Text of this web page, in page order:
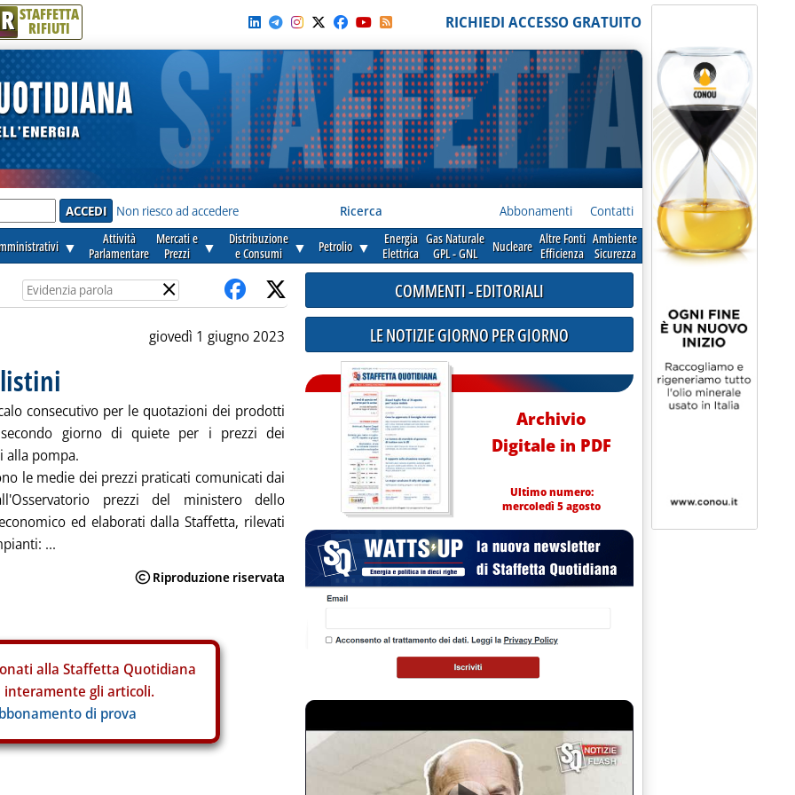
R STAFFETTA
RIFIUTI RICHIEDI ACCESSO GRATUITO
Non riesco ad accedere Ricerca Abbonamenti Contatti
▼
Attività
Parlamentare
Mercati e
Prezzi
▼
Distribuzione
e Consumi
▼ Petrolio ▼
Energia
Elettrica
Gas Naturale
GPL - GNL
Nucleare Altre Fonti
Efficienza
Ambiente
Sicurezza
×
giovedì 1 giugno 2023
consecutivo per le quotazioni dei prodotti
giorno di quiete per i prezzi dei
alla pompa.
le medie dei prezzi praticati comunicati dai
prezzi del ministero dello
ed elaborati dalla Staffetta, rilevati
...
alla Staffetta Quotidiana
interamente gli articoli.
di prova
COMMENTI - EDITORIALI
LE NOTIZIE GIORNO PER GIORNO
Archivio
Digitale in PDF
Ultimo numero:
mercoledì 5 agosto